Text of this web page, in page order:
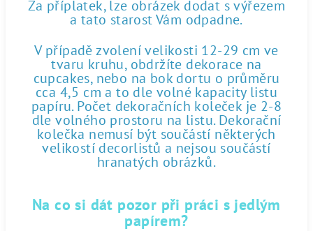
Za příplatek, lze obrázek dodat s výřezem
a tato starost Vám odpadne.
V případě zvolení velikosti 12-29 cm ve
tvaru kruhu, obdržíte dekorace na
cupcakes, nebo na bok dortu o průměru
cca 4,5 cm a to dle volné kapacity listu
papíru. Počet dekoračních koleček je 2-8
dle volného prostoru na listu. Dekorační
kolečka nemusí být součástí některých
velikostí decorlistů a nejsou součástí
hranatých obrázků.
Na co si dát pozor při práci s jedlým
papírem?